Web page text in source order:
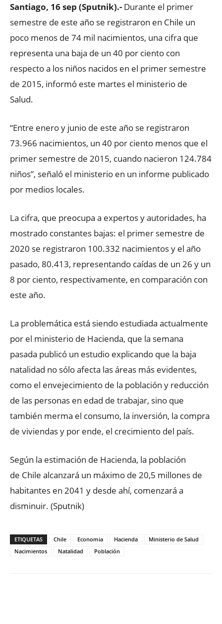
Santiago, 16 sep (Sputnik).- Durante el primer
semestre de este año se registraron en Chile un
poco menos de 74 mil nacimientos, una cifra que
representa una baja de un 40 por ciento con
respecto a los niños nacidos en el primer semestre
de 2015, informó este martes el ministerio de
Salud.
“Entre enero y junio de este año se registraron
73.966 nacimientos, un 40 por ciento menos que el
primer semestre de 2015, cuando nacieron 124.784
niños”, señaló el ministerio en un informe publicado
por medios locales.
La cifra, que preocupa a expertos y autoridades, ha
mostrado constantes bajas: el primer semestre de
2020 se registraron 100.332 nacimientos y el año
pasado, 80.413, representando caídas de un 26 y un
8 por ciento, respectivamente, en comparación con
este año.
La problemática está siendo estudiada actualmente
por el ministerio de Hacienda, que la semana
pasada publicó un estudio explicando que la baja
natalidad no sólo afecta las áreas más evidentes,
como el envejecimiento de la población y reducción
de las personas en edad de trabajar, sino que
también merma el consumo, la inversión, la compra
de viviendas y por ende, el crecimiento del país.
Según la estimación de Hacienda, la población
de Chile alcanzará un máximo de 20,5 millones de
habitantes en 2041 y desde ahí, comenzará a
disminuir. (Sputnik)
ETIQUETAS Chile Economia Hacienda
Ministerio de Salud
Nacimientos
Natalidad Población